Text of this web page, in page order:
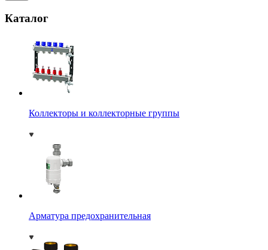
Каталог
Коллекторы и коллекторные группы
Арматура предохранительная